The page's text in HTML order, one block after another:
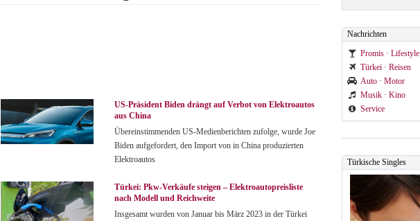
US-Präsident Biden drängt auf Verbot von Elektroautos
aus China
Übereinstimmenden US-Medienberichten zufolge, wurde Joe
Biden aufgefordert, den Import von in China produzierten
Elektroautos
Türkei: Pkw-Verkäufe steigen – Elektroautopreisliste
nach Modell und Reichweite
Insgesamt wurden von Januar bis März 2023 in der Türkei
Nachrichten
Promis · Lifestyle
Türkei · Reisen
Auto · Motor
Musik · Kino
Service
Türkische Singles